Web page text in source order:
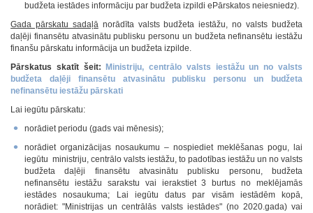
budžeta iestādes informāciju par budžeta izpildi ePārskatos neiesniedz).
Gada pārskatu sadaļānorādīta valsts budžeta iestāžu, no valsts budžeta
daļēji finansētu atvasinātu publisku personu un budžeta nefinansētu iestāžu
finanšu pārskatu informācija un budžeta izpilde.
Pārskatus skatīt šeit:
Ministriju, centrālo valsts iestāžu un no valsts
budžeta daļēji finansētu atvasinātu publisku personu un budžeta
nefinansētu iestāžu pārskati
Lai iegūtu pārskatu:
norādiet periodu (gads vai mēnesis);
norādiet organizācijas nosaukumu – nospiediet meklēšanas pogu, lai
iegūtu ministriju, centrālo valsts iestāžu, to padotības iestāžu un no valsts
budžeta daļēji finansētu atvasinātu publisku personu, budžeta
nefinansētu iestāžu sarakstu vai ierakstiet 3 burtus no meklējamās
iestādes nosaukuma; Lai iegūtu datus par visām iestādēm kopā,
norādiet: "Ministrijas un centrālās valsts iestādes" (no 2020.gada) vai